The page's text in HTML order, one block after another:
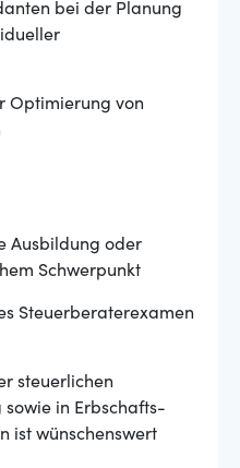
bei der Planung
Optimierung von
Ausbildung oder
Schwerpunkt
Steuerberaterexamen
steuerlichen
in Erbschafts-
ist wünschenswert